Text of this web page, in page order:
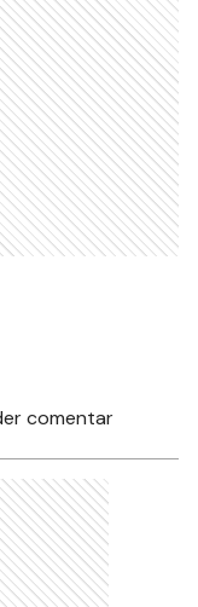
comentar